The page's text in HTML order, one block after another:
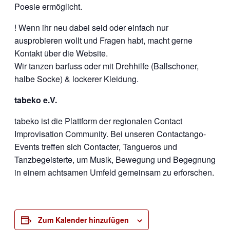
Poesie ermöglicht.
! Wenn ihr neu dabei seid oder einfach nur
ausprobieren wollt und Fragen habt, macht gerne
Kontakt über die Website.
Wir tanzen barfuss oder mit Drehhilfe (Ballschoner,
halbe Socke) & lockerer Kleidung.
tabeko e.V.
tabeko ist die Plattform der regionalen Contact
Improvisation Community. Bei unseren Contactango-
Events treffen sich Contacter, Tangueros und
Tanzbegeisterte, um Musik, Bewegung und Begegnung
in einem achtsamen Umfeld gemeinsam zu erforschen.
Zum Kalender hinzufügen